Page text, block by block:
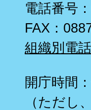
電話番号
FAX：
組織別電
開庁時間
（ただし